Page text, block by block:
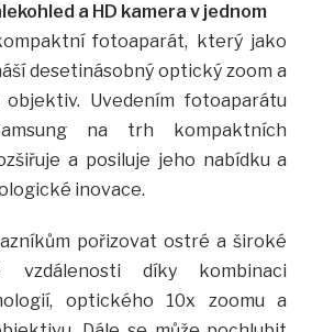
a HD kamera v jednom
fotoaparát, který jako
desetinásobný optický zoom a
Uvedením fotoaparátu
na trh kompaktních
a posiluje jeho nabídku a
inovace.
pořizovat ostré a široké
díky kombinaci
optického 10x zoomu a